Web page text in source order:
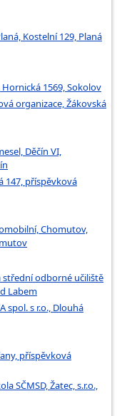
Kostelní 129, Planá
1569, Sokolov
organizace, Žákovská
Děčín VI,
147, příspěvková
Chomutov,
odborné učiliště
Labem
spol. s r.o., Dlouhá
příspěvková
SČMSD, Žatec, s.r.o.,